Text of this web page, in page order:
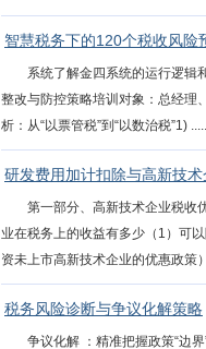
智慧税务下的120个税收风险
系统了解金四系统的运行逻辑
整改与防控策略培训对象：总经理
析：从“以票管税”到“以数治税”1)
研发费用加计扣除与高新技
第一部分、高新技术企业税收
业在税务上的收益有多少（1）可
资未上市高新技术企业的优惠政策
税务风险诊断与争议化解策略
争议化解 ：精准把握政策“边